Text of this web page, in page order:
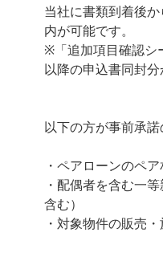
当社に書類到着後
内が可能です。
※「追加項目確認
以降の申込書同封分
以下の方が事前承諾
・ペアローンのペ
・配偶者を含む一
含む）
・対象物件の販売